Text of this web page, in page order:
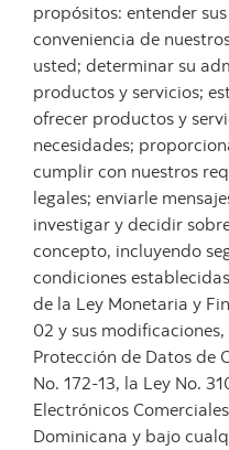
propósitos: entender
conveniencia de
usted; determinar su
productos y servicios;
ofrecer productos y
necesidades;
cumplir con nuestros
legales; enviarle
investigar y decidir
concepto, incluyendo
condiciones
de la Ley Monetaria y
02 y sus
Protección de Datos de
No. 172-13, la Ley No.
Electrónicos
Dominicana y bajo